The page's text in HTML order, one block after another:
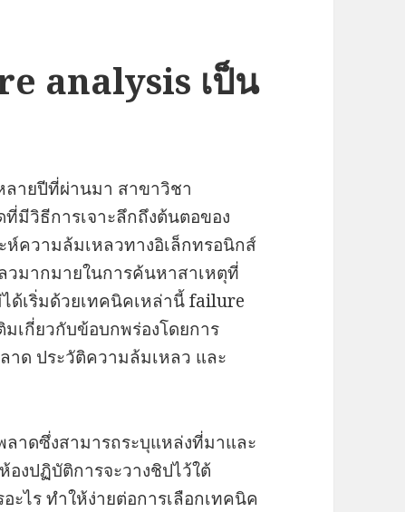
analysis เป็น
ายปีที่ผ่านมา สาขาวิชา
มีวิธีการเจาะลึกถึงต้นตอของ
ห์ความล้มเหลวทางอิเล็กทรอนิกส์
วมากมายในการค้นหาสาเหตุที่
ด้เริ่มด้วยเทคนิคเหล่านี้ failure
เกี่ยวกับข้อบกพร่องโดยการ
าด ประวัติความล้มเหลว และ
าดซึ่งสามารถระบุแหล่งที่มาและ
งปฏิบัติการจะวางชิปไว้ใต้
ไร ทำให้ง่ายต่อการเลือกเทคนิค